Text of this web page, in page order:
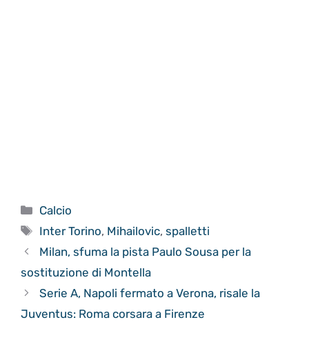
Categorie
Calcio
Tag
Inter Torino, Mihailovic,spalletti
Milan, sfuma la pista Paulo Sousa per la
sostituzione di Montella
Serie A, Napoli fermato a Verona, risale la
Juventus: Roma corsara a Firenze